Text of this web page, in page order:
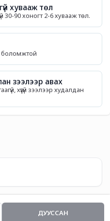
ДУУССАН
хувааж төл
30-90 хоногт 2-6 хувааж төл.
боломжтой
зээлээр авах
хүүгүй зээлээр худалдан